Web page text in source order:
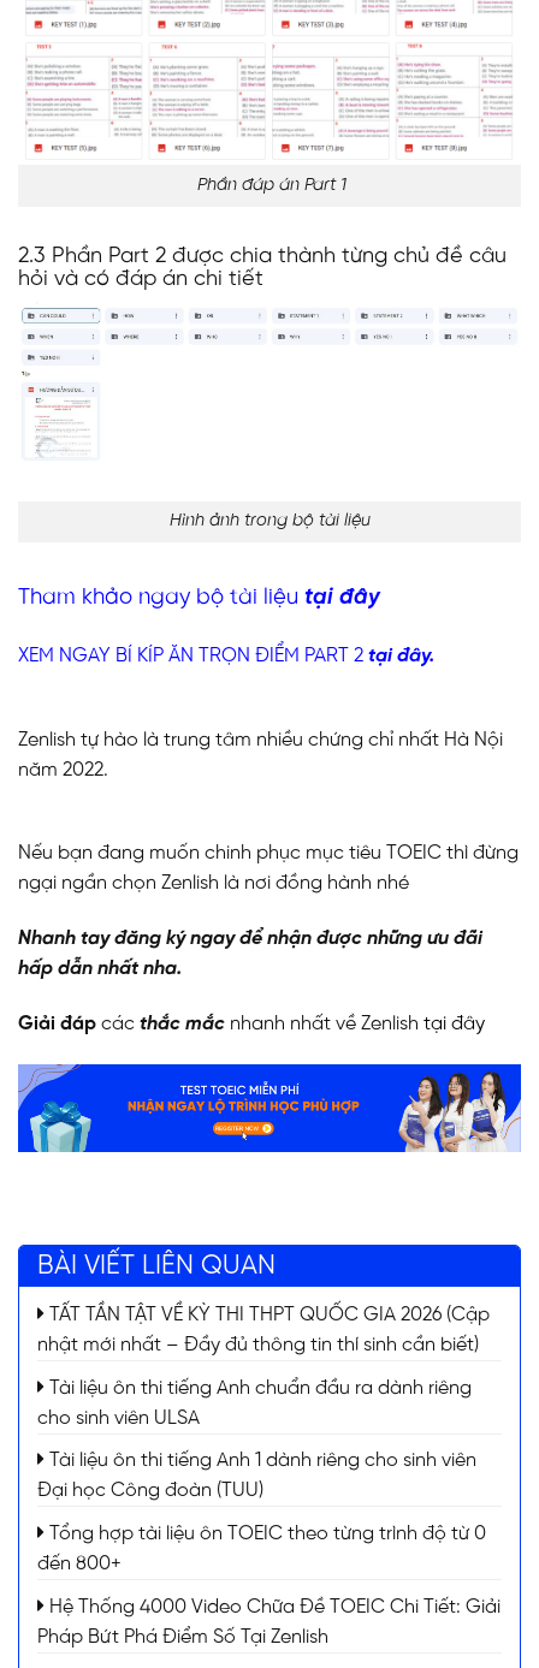
Phần đáp án Part 1
2.3 Phần Part 2 được chia thành từng chủ đề câu
hỏi và có đáp án chi tiết
Hình ảnh trong bộ tài liệu
Tham khảo ngay bộ tài liệu tại đây
XEM NGAY BÍ KÍP ĂN TRỌN ĐIỂM PART 2 tại đây.
Zenlish tự hào là trung tâm nhiều chứng chỉ nhất Hà Nội
năm 2022.
Nếu bạn đang muốn chinh phục mục tiêu TOEIC thì đừng
ngại ngần chọn Zenlish là nơi đồng hành nhé
Nhanh tay đăng ký ngay để nhận được những ưu đãi
hấp dẫn nhất nha.
Giải đáp các thắc mắc nhanh nhất về Zenlish tại đây
BÀI VIẾT LIÊN QUAN
TẤT TẦN TẬT VỀ KỲ THI THPT QUỐC GIA 2026 (Cập
nhật mới nhất – Đầy đủ thông tin thí sinh cần biết)
Tài liệu ôn thi tiếng Anh chuẩn đầu ra dành riêng
cho sinh viên ULSA
Tài liệu ôn thi tiếng Anh 1 dành riêng cho sinh viên
Đại học Công đoàn (TUU)
Tổng hợp tài liệu ôn TOEIC theo từng trình độ từ 0
đến 800+
Hệ Thống 4000 Video Chữa Đề TOEIC Chi Tiết: Giải
Pháp Bứt Phá Điểm Số Tại Zenlish